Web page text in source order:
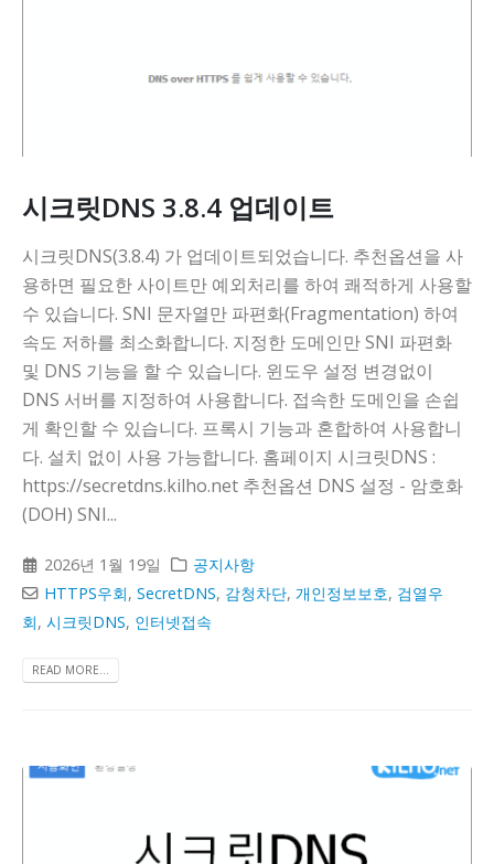
시크릿DNS 3.8.4 업데이트
시크릿DNS(3.8.4) 가 업데이트되었습니다. 추천옵션을 사
용하면 필요한 사이트만 예외처리를 하여 쾌적하게 사용할
수 있습니다. SNI 문자열만 파편화(Fragmentation) 하여
속도 저하를 최소화합니다. 지정한 도메인만 SNI 파편화
및 DNS 기능을 할 수 있습니다. 윈도우 설정 변경없이
DNS 서버를 지정하여 사용합니다. 접속한 도메인을 손쉽
게 확인할 수 있습니다. 프록시 기능과 혼합하여 사용합니
다. 설치 없이 사용 가능합니다. 홈페이지 시크릿DNS :
https://secretdns.kilho.net 추천옵션 DNS 설정 - 암호화
(DOH) SNI...
2026년 1월 19일
공지사항
HTTPS우회,SecretDNS, 감청차단,개인정보보호, 검열우
회, 시크릿DNS, 인터넷접속
READ MORE...